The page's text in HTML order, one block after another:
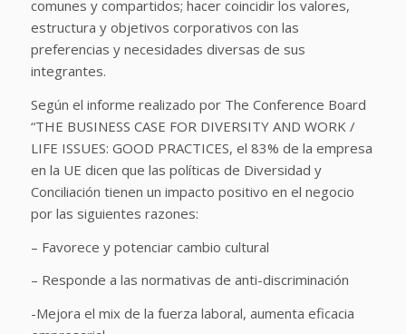
comunes y compartidos; hacer coincidir los valores,
estructura y objetivos corporativos con las
preferencias y necesidades diversas de sus
integrantes.
Según el informe realizado por The Conference Board
“THE BUSINESS CASE FOR DIVERSITY AND WORK /
LIFE ISSUES: GOOD PRACTICES, el 83% de la empresa
en la UE dicen que las políticas de Diversidad y
Conciliación tienen un impacto positivo en el negocio
por las siguientes razones:
– Favorece y potenciar cambio cultural
– Responde a las normativas de anti-discriminación
-Mejora el mix de la fuerza laboral, aumenta eficacia